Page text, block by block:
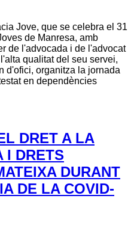
Jove, que se celebra el 31
de Manresa, amb
de l'advocada i de l'advocat
qualitat del seu servei,
d'ofici, organitza la jornada
en dependències
DRET A LA
I DRETS
DURANT
DE LA COVID-